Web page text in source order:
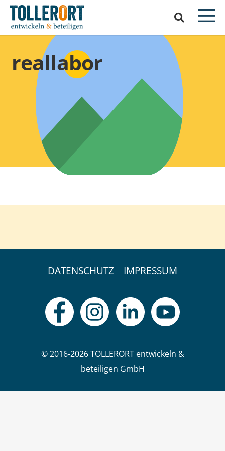
reallabor
DATENSCHUTZ IMPRESSUM
© 2016-2026 TOLLERORT entwickeln &
beteiligen GmbH